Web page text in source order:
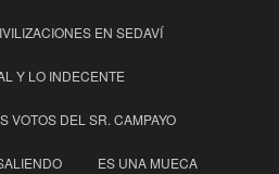
EN SEDAVÍ
Y LO INDECENTE
VOTOS DEL SR. CAMPAYO
ES UNA MUECA